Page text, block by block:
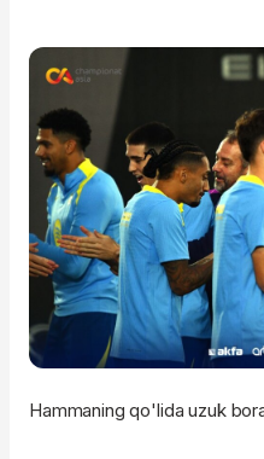
Hammaning qo'lida uzuk